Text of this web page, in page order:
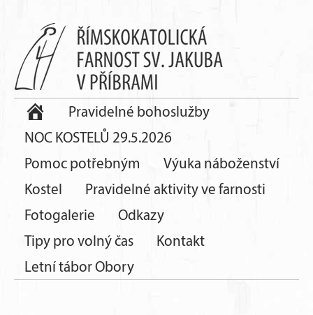
Pravidelné bohoslužby
NOC KOSTELŮ 29.5.2026
Pomoc potřebným
Výuka náboženství
Kostel
Pravidelné aktivity ve farnosti
Fotogalerie
Odkazy
Tipy pro volný čas
Kontakt
Letní tábor Obory